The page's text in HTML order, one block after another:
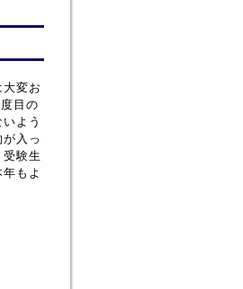
変お
目の
よう
入っ
験生
もよ